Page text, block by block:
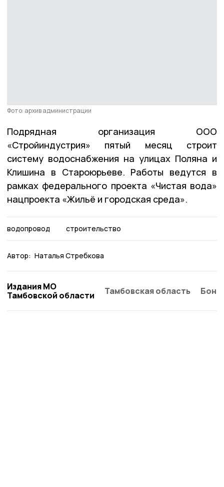
Фото: архив администрации
Подрядная организация ООО
«Стройиндустрия» пятый месяц строит
систему водоснабжения на улицах Поляна и
Клишина в Староюрьеве. Работы ведутся в
рамках федерального проекта «Чистая вода»
нацпроекта «Жильё и городская среда».
водопровод строительство
Автор: Наталья Стребкова
Издания МО
Тамбовской области
Тамбовская область